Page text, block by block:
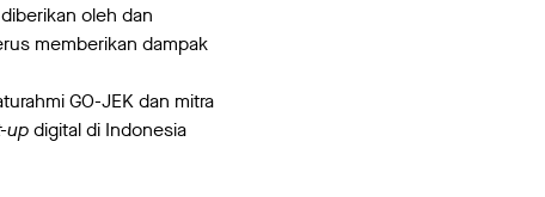
oleh dan
memberikan dampak
GO-JEK dan mitra
updigital di Indonesia